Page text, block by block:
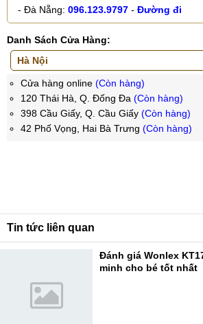
- Đà Nẵng: 096.123.9797 - Đường đi
Danh Sách Cửa Hàng:
Cửa hàng online (Còn hàng)
120 Thái Hà, Q. Đống Đa (Còn hàng)
398 Cầu Giấy, Q. Cầu Giấy (Còn hàng)
42 Phố Vọng, Hai Bà Trưng (Còn hàng)
Tin tức liên quan
Đánh giá Wonlex
minh cho bé tốt nhất